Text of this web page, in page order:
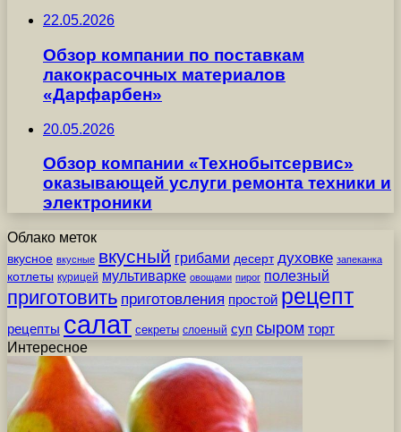
22.05.2026
Обзор компании по поставкам
лакокрасочных материалов
«Дарфарбен»
20.05.2026
Обзор компании «Технобытсервис»
оказывающей услуги ремонта техники и
электроники
Облако меток
вкусное вкусные вкусный грибами десерт духовке запеканка
котлеты курицей мультиварке овощами пирог полезный
приготовить приготовления простой рецепт
рецепты салат секреты слоеный суп сыром торт
Интересное